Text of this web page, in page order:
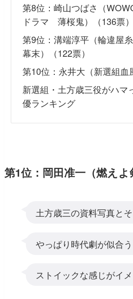
第8位：崎山つばさ（
ドラマ 薄桜鬼）（136票）
第9位：溝端淳平（輪違屋
幕末）（122票）
第10位：永井大（新選組血
新選組・土方歳三役がハマ
優ランキング
第1位：岡田准一（燃えよ
土方歳三の資料写真と
やっぱり時代劇が似合う
ストイックな感じがイ